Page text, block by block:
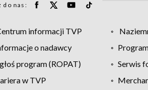
do nas:
informacji TVP
o nadawcy
program (ROPAT)
Serwis
w TVP